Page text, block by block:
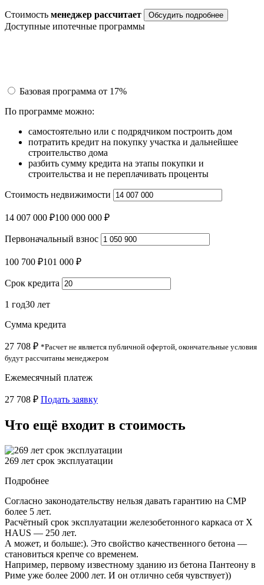
Стоимость менеджер рассчитает Обсудить подробнее
Доступные ипотечные программы
Базовая программа от 17%
По программе можно:
самостоятельно или с подрядчиком построить дом
потратить кредит на покупку участка и дальнейшее
строительство дома
разбить сумму кредита на этапы покупки и
строительства и не переплачивать проценты
Стоимость недвижимости
14 007 000 ₽100 000 000 ₽
Первоначальный взнос
100 700 ₽101 000 ₽
Срок кредита
1 год30 лет
Сумма кредита
27 708 ₽ *Расчет не является публичной офертой, окончательные условия
будут рассчитаны менеджером
Ежемесячный платеж
27 708 ₽ Подать заявку
Что ещё входит в стоимость
269 лет срок эксплуатации
Подробнее
Согласно законодательству нельзя давать гарантию на СМР
более 5 лет.
Расчётный срок эксплуатации железобетонного каркаса от X
HAUS — 250 лет.
А может, и больше:). Это свойство качественного бетона —
становиться крепче со временем.
Например, первому известному зданию из бетона Пантеону в
Риме уже более 2000 лет. И он отлично себя чувствует))